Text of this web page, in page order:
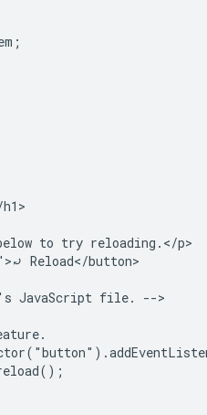
to try reloading.</p>
Reload</button>
JavaScript file. -->